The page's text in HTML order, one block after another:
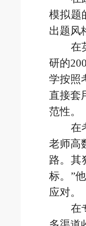
模拟题
出题风
在
研的
学按照
直接套
范性。
在
老师高
路。其
标。”
应对。
在